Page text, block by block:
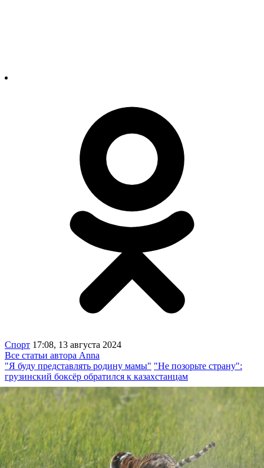
Спорт 17:08, 13 августа 2024
Все статьи автора Anna
"Я буду представлять родину мамы" "Не позорьте страну":
грузинский боксёр обратился к казахстанцам